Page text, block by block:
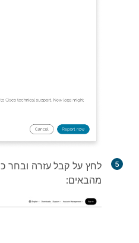
5 לחץ על קבל עזרה ובחר
מהבאים: